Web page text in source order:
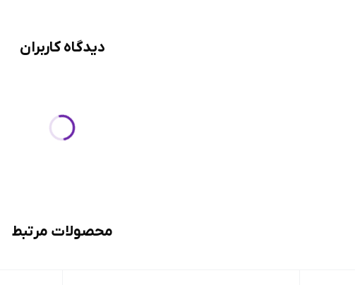
دیدگاه کاربران
محصولات مرتبط